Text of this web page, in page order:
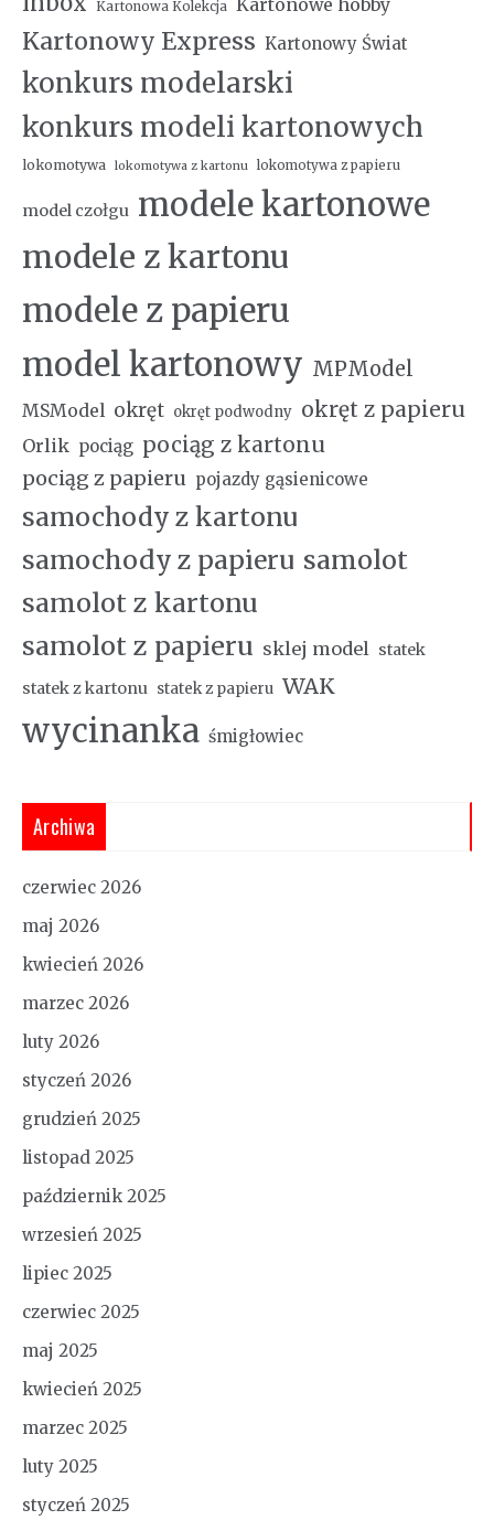
Kartonowa Kolekcja
Kartonowy Express Kartonowy Świat
konkurs modelarski
konkurs modeli kartonowych
lokomotywa lokomotywa z kartonu lokomotywa z papieru
model czołgu modele kartonowe
modele z kartonu
modele z papieru
model kartonowy MPModel
MSModel okręt okręt podwodny okręt z papieru
Orlik pociąg pociąg z kartonu
pociąg z papieru pojazdy gąsienicowe
samochody z kartonu
samochody z papieru samolot
samolot z kartonu
samolot z papieru sklej model
statek
statek z kartonu statek z papieru WAK
wycinanka śmigłowiec
Archiwa
czerwiec 2026
maj 2026
kwiecień 2026
marzec 2026
luty 2026
styczeń 2026
grudzień 2025
listopad 2025
październik 2025
wrzesień 2025
lipiec 2025
czerwiec 2025
maj 2025
kwiecień 2025
marzec 2025
luty 2025
styczeń 2025